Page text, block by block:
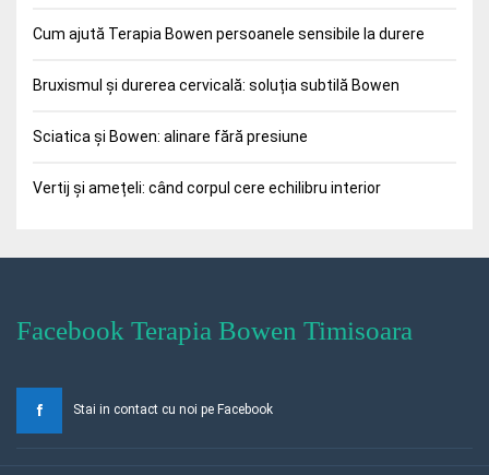
Cum ajută Terapia Bowen persoanele sensibile la durere
Bruxismul și durerea cervicală: soluția subtilă Bowen
Sciatica și Bowen: alinare fără presiune
Vertij și amețeli: când corpul cere echilibru interior
Facebook Terapia Bowen Timisoara
Stai in contact cu noi pe Facebook